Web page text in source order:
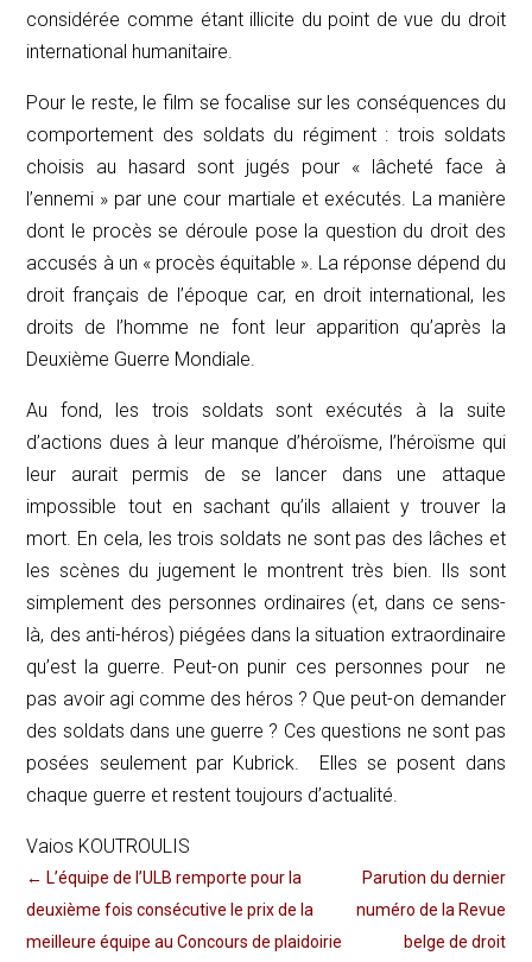
considérée comme étant illicite du point de vue du droit
international humanitaire.
Pour le reste, le film se focalise sur les conséquences du
comportement des soldats du régiment : trois soldats
choisis au hasard sont jugés pour « lâcheté face à
l’ennemi » par une cour martiale et exécutés. La manière
dont le procès se déroule pose la question du droit des
accusés à un « procès équitable ». La réponse dépend du
droit français de l’époque car, en droit international, les
droits de l’homme ne font leur apparition qu’après la
Deuxième Guerre Mondiale.
Au fond, les trois soldats sont exécutés à la suite
d’actions dues à leur manque d’héroïsme, l’héroïsme qui
leur aurait permis de se lancer dans une attaque
impossible tout en sachant qu’ils allaient y trouver la
mort. En cela, les trois soldats ne sont pas des lâches et
les scènes du jugement le montrent très bien. Ils sont
simplement des personnes ordinaires (et, dans ce sens-
là, des anti-héros) piégées dans la situation extraordinaire
qu’est la guerre. Peut-on punir ces personnes pour ne
pas avoir agi comme des héros ? Que peut-on demander
des soldats dans une guerre ? Ces questions ne sont pas
posées seulement par Kubrick. Elles se posent dans
chaque guerre et restent toujours d’actualité.
Vaios KOUTROULIS
← L’équipe de l’ULB remporte pour la
deuxième fois consécutive le prix de la
meilleure équipe au Concours de plaidoirie
Parution du dernier
numéro de la Revue
belge de droit